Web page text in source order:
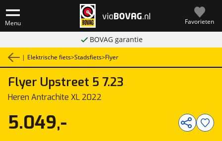
Menu Favorieten
BOVAG garantie
| Elektrische fiets>Stadsfiets>Flyer
Flyer Upstreet 5 7.23
Heren Antrachite XL 2022
5.049,-